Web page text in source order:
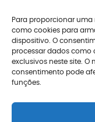
Para proporcionar
como cookies para
dispositivo. O
processar dados
exclusivos neste site.
consentimento pode
funções.
Segurança
Política de
Termos de uso
Política
Avaliações